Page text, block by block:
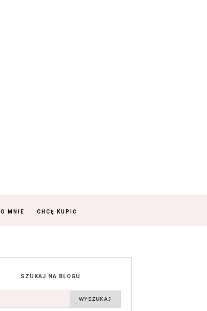
O MNIE CHCĘ KUPIĆ
SZUKAJ NA BLOGU